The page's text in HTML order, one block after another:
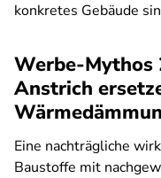
konkretes Gebäude
Werbe-Mythos
Anstrich
Eine nachträgliche
Baustoffe mit